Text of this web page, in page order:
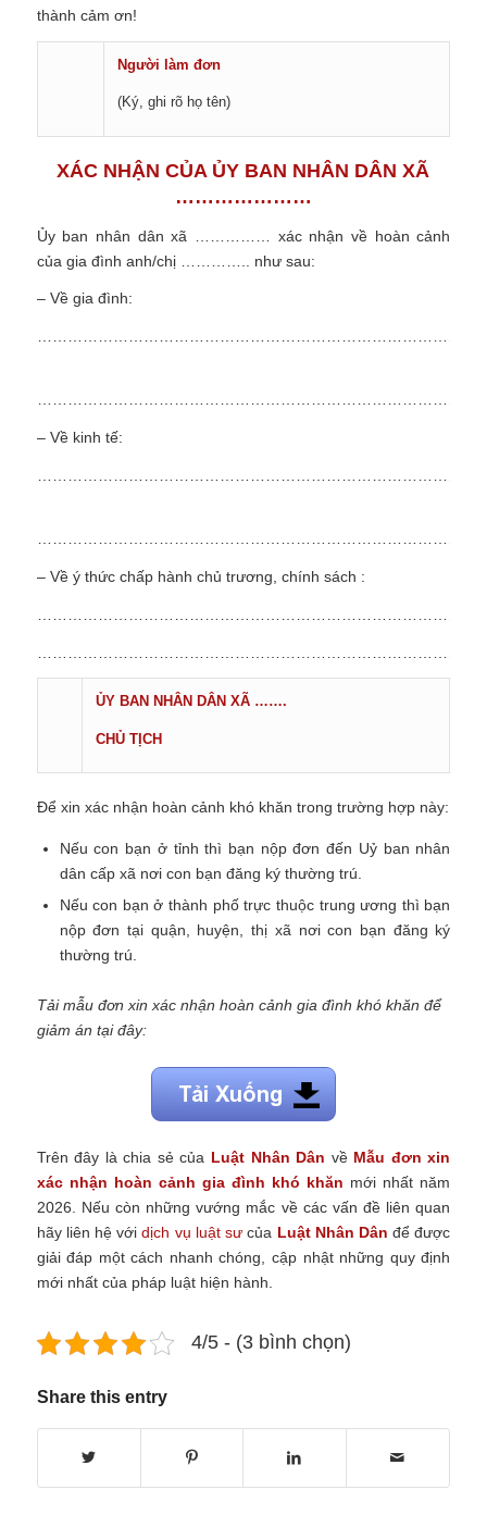
thành cảm ơn!
Người làm đơn
(Ký, ghi rõ họ tên)
XÁC NHẬN CỦA ỦY BAN NHÂN DÂN XÃ
…………………
Ủy ban nhân dân xã …………… xác nhận về hoàn cảnh
của gia đình anh/chị ………….. như sau:
– Về gia đình:
– Về kinh tế:
– Về ý thức chấp hành chủ trương, chính sách :
ỦY BAN NHÂN DÂN XÃ …….
CHỦ TỊCH
Để xin xác nhận hoàn cảnh khó khăn trong trường hợp này:
Nếu con bạn ở tỉnh thì bạn nộp đơn đến Uỷ ban nhân
dân cấp xã nơi con bạn đăng ký thường trú.
Nếu con bạn ở thành phố trực thuộc trung ương thì bạn
nộp đơn tại quận, huyện, thị xã nơi con bạn đăng ký
thường trú.
Tải mẫu đơn xin xác nhận hoàn cảnh gia đình khó khăn để
giảm án tại đây:
Trên đây là chia sẻ của Luật Nhân Dân về Mẫu đơn xin
xác nhận hoàn cảnh gia đình khó khăn mới nhất năm
2026. Nếu còn những vướng mắc về các vấn đề liên quan
hãy liên hệ vớidịch vụ luật sư của Luật Nhân Dân để được
giải đáp một cách nhanh chóng, cập nhật những quy định
mới nhất của pháp luật hiện hành.
4/5 - (3 bình chọn)
Share this entry